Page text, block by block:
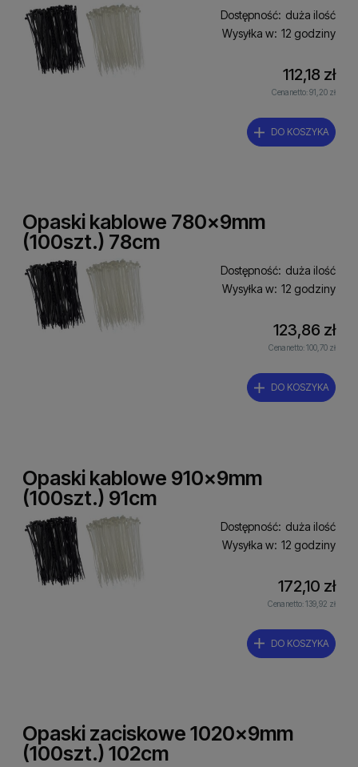
Dostępność: duża ilość
Wysyłka w: 12 godziny
112,18 zł
Cena netto:91,20 zł
DO KOSZYKA
Opaski kablowe 780x9mm
(100szt.) 78cm
Dostępność: duża ilość
Wysyłka w: 12 godziny
123,86 zł
Cena netto:100,70 zł
DO KOSZYKA
Opaski kablowe 910x9mm
(100szt.) 91cm
Dostępność: duża ilość
Wysyłka w: 12 godziny
172,10 zł
Cena netto:139,92 zł
DO KOSZYKA
Opaski zaciskowe 1020x9mm
(100szt.) 102cm